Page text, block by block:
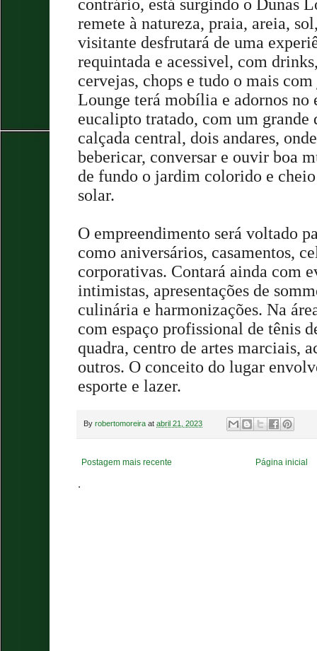
contrário, está surgindo o Dunas
remete à natureza, praia, areia,
visitante desfrutará de uma
requintada e acessivel, com
cervejas, chops e tudo o mais
Lounge terá mobília e adornos no
eucalipto tratado, com um grande
calçada central, dois andares,
bebericar, conversar e ouvir boa
de fundo o jardim colorido e
solar.
O empreendimento será voltado
como aniversários, casamentos,
corporativas. Contará ainda com
intimistas, apresentações de
culinária e harmonizações. Na
com espaço profissional de tênis
quadra, centro de artes marciais,
outros. O conceito do lugar
esporte e lazer.
By robertomoreira at abril 21, 2023
Postagem mais recente Página inicial
.